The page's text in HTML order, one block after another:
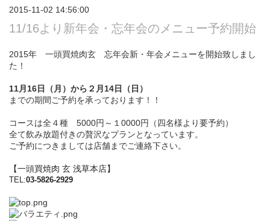
2015-11-02 14:56:00
11/16より新年会・忘年会のメニュー予約開始
2015年 一頭買焼肉玄 忘年会新・年会メニューを開始致しまし
た！
11月16日（月）から２月14日（日）
までの期間ご予約を承っております！！
コースは全４種 5000円～１0000円（四名様より要予約）
全て飲み放題付きの贅沢なプランとなっています。
ご予約につきましては店舗までご連絡下さい。
【一頭買焼肉 玄 浅草本店】
TEL:03-5826-2929